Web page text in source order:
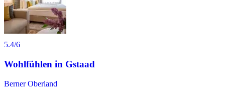
5.4/6
Wohlfühlen in Gstaad
Berner Oberland